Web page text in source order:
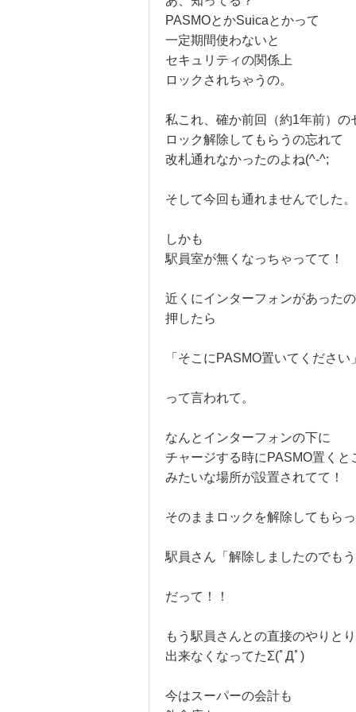
PASMOとかSuicaとかって
一定期間使わないと
セキュリティの関係上
ロックされちゃうの。
私これ、確か前回（約1年前）の
ロック解除してもらうの忘れて
改札通れなかったのよね(^-^;
そして今回も通れませんでした
しかも
駅員室が無くなっちゃってて！
近くにインターフォンがあった
押したら
「そこにPASMO置いてください」
って言われて。
なんとインターフォンの下に
チャージする時にPASMO置くと
みたいな場所が設置されてて！
そのままロックを解除してもら
駅員さん「解除しましたのでもう
だって！！
もう駅員さんとの直接のやりと
出来なくなってたΣ(ﾟДﾟ)
今はスーパーの会計も